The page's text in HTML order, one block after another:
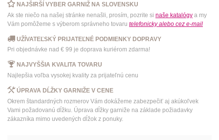
NAJŠIRŠÍ VYBER GARNIŽ NA SLOVENSKU
Ak ste niečo na našej stránke nenašli, prosím, pozrite si naše katalógy a my
Vám pomôžeme s výberom správneho tovaru telefonicky alebo cez e-mail
UŽÍVATEĽSKÝ PRIJATEĽNÉ PODMIENKY DOPRAVY
Pri objednávke nad € 99 je doprava kuriérom zdarma!
NAJVYŠŠIA KVALITA TOVARU
Najlepšia voľba vysokej kvality za prijateľnú cenu
ÚPRAVA DĹŽKY GARNIŽE V CENE
Okrem štandardných rozmerov Vám dokážeme zabezpečiť aj akúkoľvek
Vami požadovanú dĺžku. Úprava dĺžky garniže na základe požiadavky
zákazníka mimo uvedených dĺžok z ponuky.